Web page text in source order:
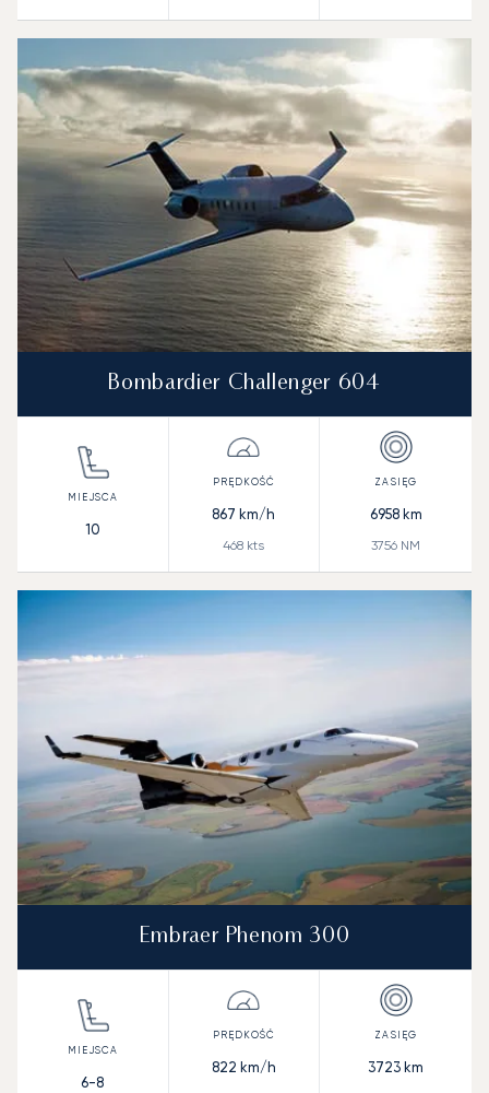
Bombardier Challenger 604
10
867 km/h
468 kts
6958km
3756 NM
Embraer Phenom 300
6-8
822 km/h 3723 km